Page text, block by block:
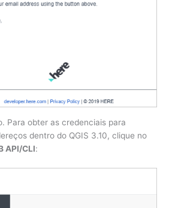
Para obter as credenciais para
dentro do QGIS 3.10, clique no
API/CLI: